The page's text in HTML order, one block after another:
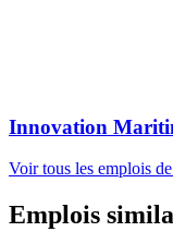
Innovation
Voir tous les emplois
Emplois